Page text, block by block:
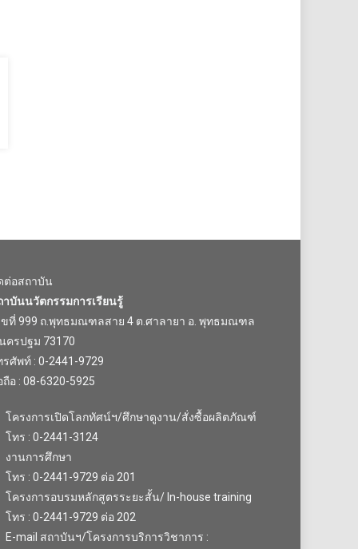
ต่อสถาบัน
าบันนวัตกรรมการเรียนรู้
ขที่ 999 ถ.พุทธมณฑลสาย 4 ต.ศาลายา อ. พุทธมณฑล
ครปฐม 73170
รศัพท์ : 0-2441-9729
ถือ : 08-6320-5925
โครงการเปิดโลกทัศน์ฯ/ศึกษาดูงาน/สั่งซื้อผลิตภัณฑ์
โทร : 0-2441-3124
งานการศึกษา
โทร : 0-2441-9729 ต่อ 201
โครงการอบรมหลักสูตรระยะสั้น/ In-house training
โทร : 0-2441-9729 ต่อ 202
E-mail สถาบันฯ/โครงการบริการวิชาการ :